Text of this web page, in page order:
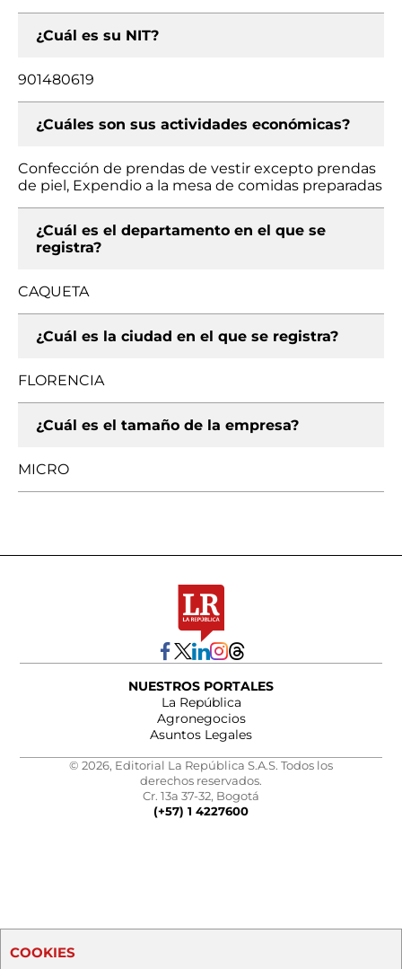
¿Cuál es su NIT?
901480619
¿Cuáles son sus actividades económicas?
Confección de prendas de vestir excepto prendas
de piel, Expendio a la mesa de comidas preparadas
¿Cuál es el departamento en el que se
registra?
CAQUETA
¿Cuál es la ciudad en el que se registra?
FLORENCIA
¿Cuál es el tamaño de la empresa?
MICRO
NUESTROS PORTALES
La República
Agronegocios
Asuntos Legales
© 2026, Editorial La República S.A.S. Todos los
derechos reservados.
Cr. 13a 37-32, Bogotá
(+57) 1 4227600
COOKIES